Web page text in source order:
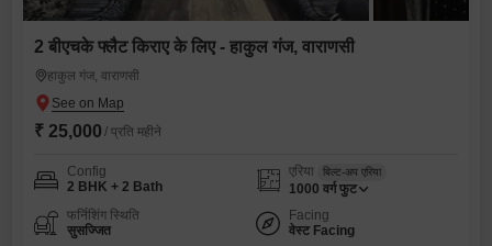
2 बीएचके फ्लैट किराए के लिए - हाकुल गंज, वाराणसी
हाकुल गंज, वाराणसी
₹ 25,000 / प्रति महीने
Config
2 BHK + 2 Bath
एरिया बिल्ट-अप एरिया
1000 वर्ग फुट
फर्निशिंग स्थिति
सुसज्जित
Facing
वेस्ट Facing